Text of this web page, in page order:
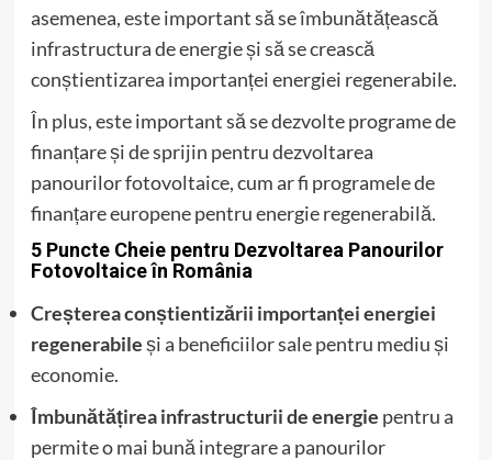
asemenea, este important să se îmbunătățească
infrastructura de energie și să se crească
conștientizarea importanței energiei regenerabile.
În plus, este important să se dezvolte programe de
finanțare și de sprijin pentru dezvoltarea
panourilor fotovoltaice, cum ar fi programele de
finanțare europene pentru energie regenerabilă.
5 Puncte Cheie pentru Dezvoltarea Panourilor
Fotovoltaice în România
Creșterea conștientizării importanței energiei
regenerabileși a beneficiilor sale pentru mediu și
economie.
Îmbunătățirea infrastructurii de energie pentru a
permite o mai bună integrare a panourilor